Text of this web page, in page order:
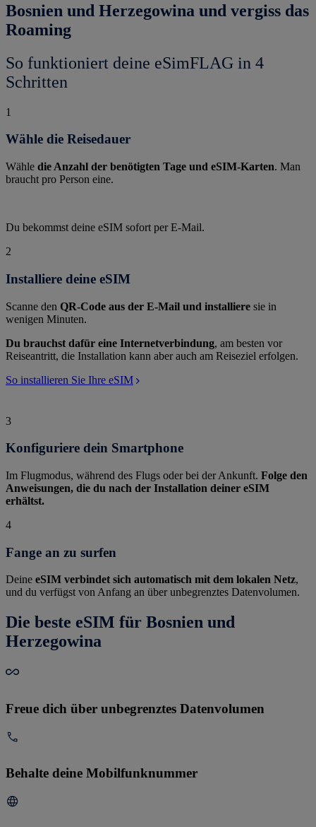
Bosnien und Herzegowina und vergiss das
Roaming
So funktioniert deine eSimFLAG in 4
Schritten
1
Wähle die Reisedauer
Wähle die Anzahl der benötigten Tage und eSIM-Karten. Man
braucht pro Person eine.
Du bekommst deine eSIM sofort per E-Mail.
2
Installiere deine eSIM
Scanne den QR-Code aus der E-Mail und installiere sie in
wenigen Minuten.
Du brauchst dafür eine Internetverbindung, am besten vor
Reiseantritt, die Installation kann aber auch am Reiseziel erfolgen.
So installieren Sie Ihre eSIM
3
Konfiguriere dein Smartphone
Im Flugmodus, während des Flugs oder bei der Ankunft. Folge den
Anweisungen, die du nach der Installation deiner eSIM
erhältst.
4
Fange an zu surfen
Deine eSIM verbindet sich automatisch mit dem lokalen Netz,
und du verfügst von Anfang an über unbegrenztes Datenvolumen.
Die beste eSIM für Bosnien und
Herzegowina
Freue dich über unbegrenztes Datenvolumen
Behalte deine Mobilfunknummer